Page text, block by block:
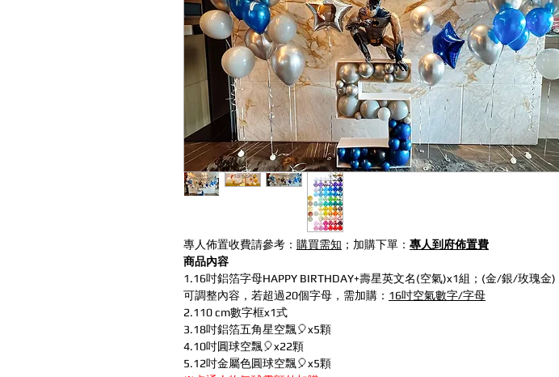
專人佈置收費請參考： 購買需知 ；加購下單： 專人到府佈置費
商品內容
1.16吋鋁箔字母HAPPY BIRTHDAY+壽星英文名(空氣)x1組；(金/銀/玫瑰金)
可調整內容，若超過20個字母，需加購： 16吋空氣數字/字母
2.110 cm數字框x1式
3.18吋鋁箔五角星空飄🎈x5顆
4.10吋圓球空飄🎈x22顆
5.12吋金屬色圓球空飄🎈x5顆